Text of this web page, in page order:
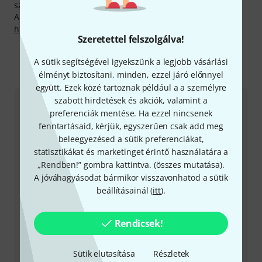
Szeretettel felszolgálva!
A sütik segítségével igyekszünk a legjobb vásárlási
élményt biztosítani, minden, ezzel járó előnnyel
együtt. Ezek közé tartoznak például a a személyre
szabott hirdetések és akciók, valamint a
preferenciák mentése. Ha ezzel nincsenek
fenntartásaid, kérjük, egyszerűen csak add meg
beleegyezésed a sütik preferenciákat,
statisztikákat és marketinget érintő használatára a
„Rendben!” gombra kattintva. (összes mutatása).
A jóváhagyásodat bármikor visszavonhatod a sütik
beállításainál (itt).
Rendicsek!
Sütik elutasítása Részletek
szolgáltatásokat is készek nyújtani.
A gyártóval kapcsolatban itt találsz bővebb tájékoztatást:
http://www.inear.de
Így érhetsz el minket
Ügyfélszolgálat - Magyarország
+49-9546-9223-531
Ügyfélszolgálatunk minden kérdés és észrevétel esetén
örömmel áll rendelkezésedre
Készítsd elő ügyfélszámodat